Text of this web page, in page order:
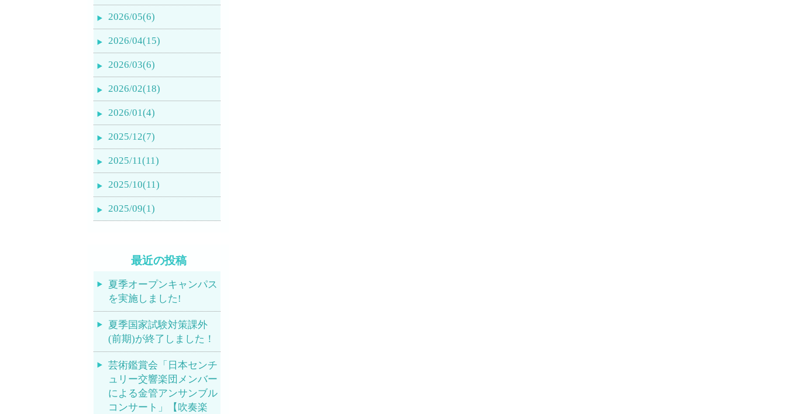
2026/05(6)
2026/04(15)
2026/03(6)
2026/02(18)
2026/01(4)
2025/12(7)
2025/11(11)
2025/10(11)
2025/09(1)
最近の投稿
夏季オープンキャンパス
を実施しました!
夏季国家試験対策課外
(前期)が終了しました！
芸術鑑賞会「日本センチ
ュリー交響楽団メンバー
による金管アンサンブル
コンサート」【吹奏楽